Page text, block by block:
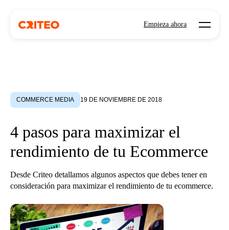
Empieza ahora Open
COMMERCE MEDIA 19 DE NOVIEMBRE DE 2018
4 pasos para maximizar el
rendimiento de tu Ecommerce
Desde Criteo detallamos algunos aspectos que debes tener en
consideración para maximizar el rendimiento de tu ecommerce.